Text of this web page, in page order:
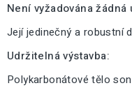
Není vyžadována žádná
Její jedinečný a robustní
Udržitelná výstavba:
Polykarbonátové tělo